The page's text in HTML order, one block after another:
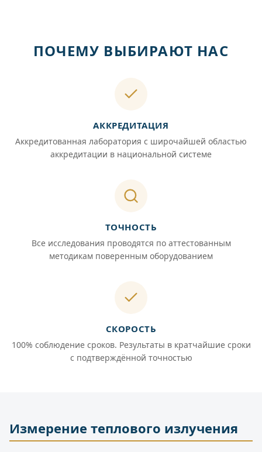
ПОЧЕМУ ВЫБИРАЮТ НАС
АККРЕДИТАЦИЯ
Аккредитованная лаборатория с широчайшей областью
аккредитации в национальной системе
ТОЧНОСТЬ
Все исследования проводятся по аттестованным
методикам поверенным оборудованием
СКОРОСТЬ
100% соблюдение сроков. Результаты в кратчайшие сроки
с подтверждённой точностью
Измерение теплового излучения